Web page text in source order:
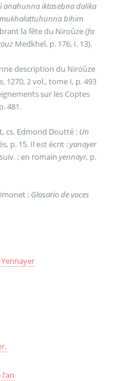
anahunna iktasebna dalika
bihim
la fête du Niroûze(fa
Medkhel, p. 176, I. 13).
description du Niroûze
1270, 2 vol., tome I, p. 493
sur les Coptes
481.
cs. Edmond Doutté : Un
p. 15. Il est écrit :yanayer
; en romain yennayr, p.
: Glosario de voces